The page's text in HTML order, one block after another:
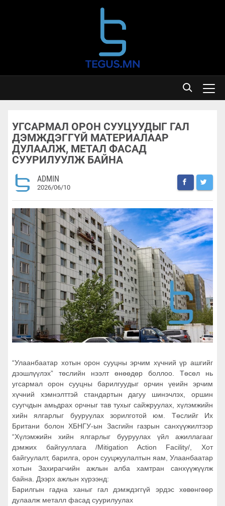
УГСАРМАЛ ОРОН СУУЦУУДЫГ ГАЛ
ДЭМЖДЭГГҮЙ МАТЕРИАЛААР
ДУЛААЛЖ, МЕТАЛ ФАСАД
СУУРИЛУУЛЖ БАЙНА
ADMIN
2026/06/10
“Улаанбаатар хотын орон сууцны эрчим хүчний үр ашгийг
дээшлүүлэх” төслийн нээлт өнөөдөр боллоо. Төсөл нь
угсармал орон сууцны барилгуудыг орчин үеийн эрчим
хүчний хэмнэлттэй стандартын дагуу шинэчлэх, оршин
суугчдын амьдрах орчныг тав тухыг сайжруулах, хүлэмжийн
хийн ялгарлыг бууруулах зорилготой юм. Төслийг Их
Британи болон ХБНГУ-ын Засгийн газрын санхүүжилтээр
“Хүлэмжийн хийн ялгарлыг бууруулах үйл ажиллагааг
дэмжих байгууллага /Mitigation Action Facility/, Хот
байгуулалт, барилга, орон сууцжуулалтын яам, Улаанбаатар
хотын Захирагчийн ажлын алба хамтран санхүүжүүлж
байна. Дээрх ажлын хүрээнд:
Барилгын гадна ханыг гал дэмждэггүй эрдэс хөвөнгөөр
дулаалж металл фасад суурилуулах